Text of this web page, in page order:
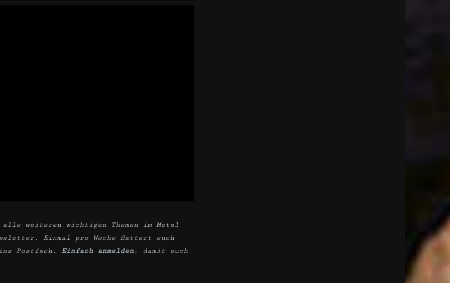
weiteren wichtigen Themen im Metal
Einmal pro Woche flattert euch
Postfach.
Einfach anmelden , damit euch